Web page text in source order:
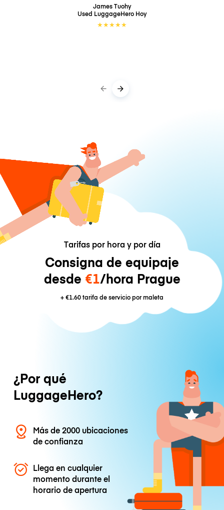
James Tuohy
Used LuggageHero Hoy
★★★★★
Tarifas por hora y por día
Consigna de equipaje
desde €1/hora Prague
+€1.60tarifa de servicio por maleta
¿Por qué
LuggageHero?
Más de 2000 ubicaciones
de confianza
Llega en cualquier
momento durante el
horario de apertura